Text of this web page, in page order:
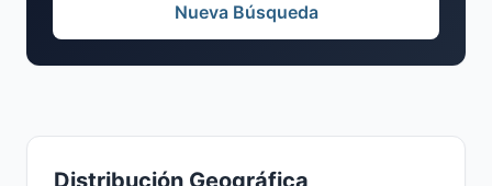
Distribución Geográfica
Nueva Búsqueda